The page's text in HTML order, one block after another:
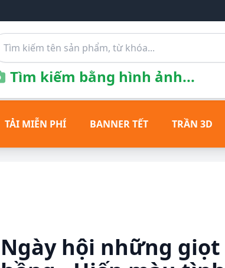
Tìm kiếm bằng hình ảnh...
TẢI MIỄN PHÍ BANNER TẾT TRẦN 3D
Ngày hội những giọt